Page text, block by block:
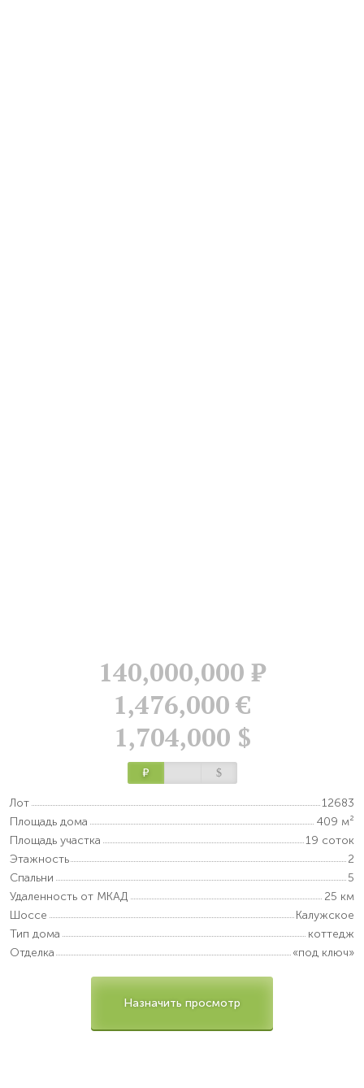
140,000,000 Р
1,476,000 €
1,704,000 $
Р $
Лот
12683
Площадь дома
409 м²
Площадь участка
19 соток
Этажность
2
Спальни
5
Удаленность от МКАД
25 км
Шоссе
Калужское
Тип дома
коттедж
Отделка
«под ключ»
Назначить просмотр